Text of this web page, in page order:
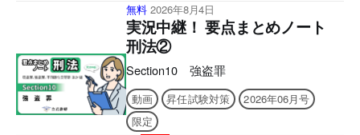
無料 2026年8月4日
実況中継！ 要点まとめノート
刑法②
Section10 強盗罪
動画 昇任試験対策
2026年06月号
限定